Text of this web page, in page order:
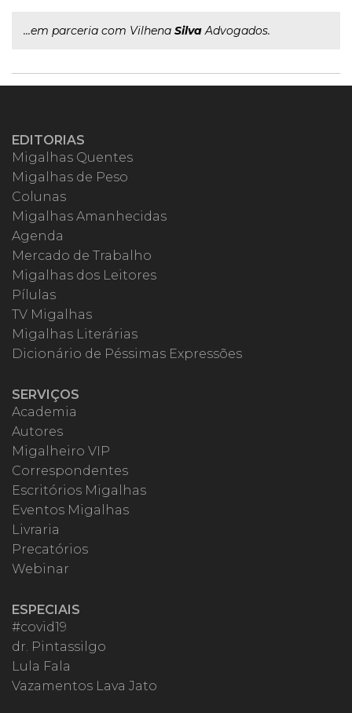
...em parceria com Vilhena SilvaAdvogados.
EDITORIAS
Migalhas Quentes
Migalhas de Peso
Colunas
Migalhas Amanhecidas
Agenda
Mercado de Trabalho
Migalhas dos Leitores
Pílulas
TV Migalhas
Migalhas Literárias
Dicionário de Péssimas Expressões
SERVIÇOS
Academia
Autores
Migalheiro VIP
Correspondentes
Escritórios Migalhas
Eventos Migalhas
Livraria
Precatórios
Webinar
ESPECIAIS
#covid19
dr. Pintassilgo
Lula Fala
Vazamentos Lava Jato